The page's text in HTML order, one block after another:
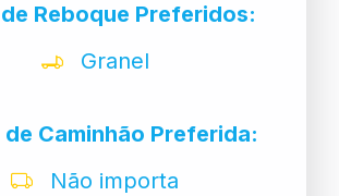
Reboque Preferidos:
Granel
Caminhão Preferida:
Não importa